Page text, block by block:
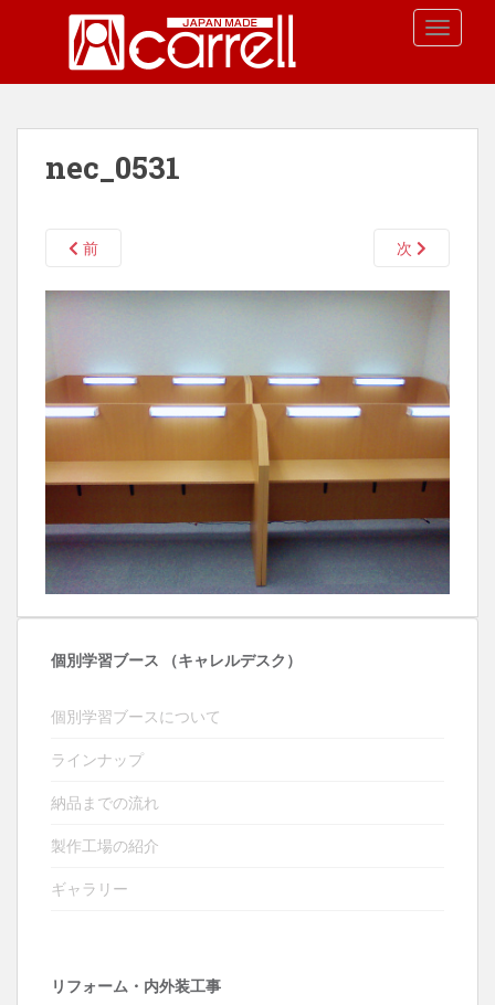
p
nec_0531
前 次
個別学習ブース （キャレルデスク）
個別学習ブースについて
ラインナップ
納品までの流れ
製作工場の紹介
ギャラリー
リフォーム・内外装工事